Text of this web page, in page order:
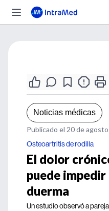
Noticias médicas
Publicado el 20 de
Osteoartritis de rodilla
El dolor
puede
duerma
Un estudio observó a